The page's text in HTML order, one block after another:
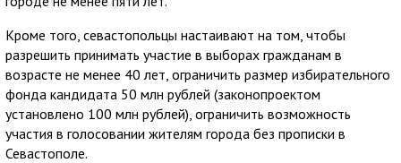
Кроме того, севастопольцы настаивают на том, чтобы
разрешить принимать участие в выборах гражданам в
возрасте не менее 40 лет, ограничить размер избирательного
фонда кандидата 50 млн рублей (законопроектом
установлено 100 млн рублей), ограничить возможность
участия в голосовании жителям города без прописки в
Севастополе.